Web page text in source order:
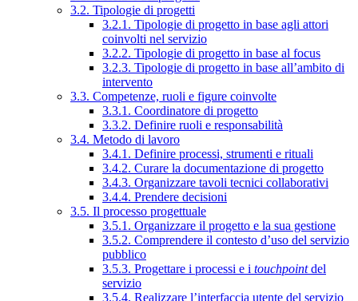
3.2. Tipologie di progetti
3.2.1. Tipologie di progetto in base agli attori
coinvolti nel servizio
3.2.2. Tipologie di progetto in base al focus
3.2.3. Tipologie di progetto in base all’ambito di
intervento
3.3. Competenze, ruoli e figure coinvolte
3.3.1. Coordinatore di progetto
3.3.2. Definire ruoli e responsabilità
3.4. Metodo di lavoro
3.4.1. Definire processi, strumenti e rituali
3.4.2. Curare la documentazione di progetto
3.4.3. Organizzare tavoli tecnici collaborativi
3.4.4. Prendere decisioni
3.5. Il processo progettuale
3.5.1. Organizzare il progetto e la sua gestione
3.5.2. Comprendere il contesto d’uso del servizio
pubblico
3.5.3. Progettare i processi e i touchpointdel
servizio
3.5.4. Realizzare l’interfaccia utente del servizio